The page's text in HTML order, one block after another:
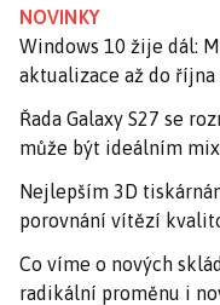
NOVINKY
Windows 10 žije dál:
aktualizace až do října
Řada Galaxy S27 se
může být ideálním
Nejlepším 3D
porovnání vítězí
Co víme o nových
radikální proměnu i